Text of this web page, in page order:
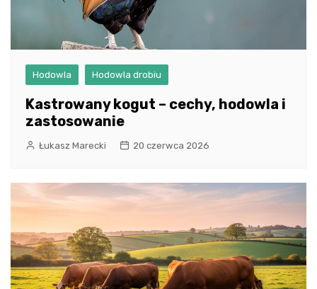
Hodowla Hodowla drobiu
Kastrowany kogut – cechy, hodowla i
zastosowanie
Łukasz Marecki 20 czerwca 2026